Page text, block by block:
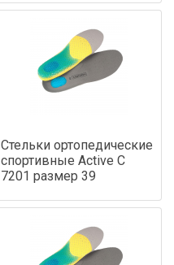
Стельки ортопедические
спортивные Active С
7201 размер 39